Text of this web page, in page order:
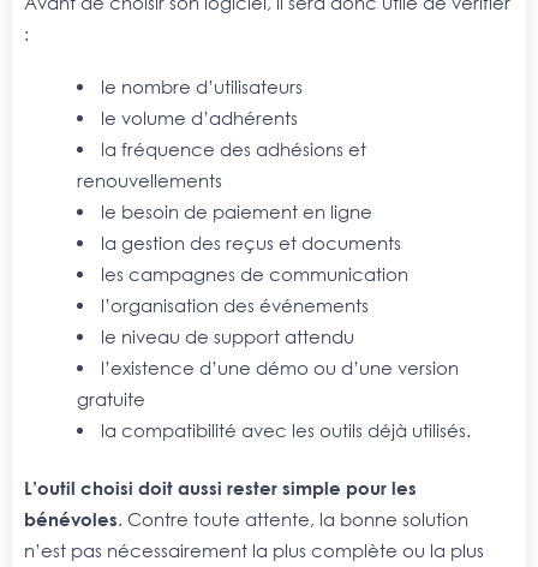
:
le nombre d’utilisateurs
le volume d’adhérents
la fréquence des adhésions et
renouvellements
le besoin de paiement en ligne
la gestion des reçus et documents
les campagnes de communication
l’organisation des événements
le niveau de support attendu
l’existence d’une démo ou d’une version
gratuite
la compatibilité avec les outils déjà utilisés.
L’outil choisi doit aussi rester simple pour les
bénévoles. Contre toute attente, la bonne solution
n’est pas nécessairement la plus complète ou la plus